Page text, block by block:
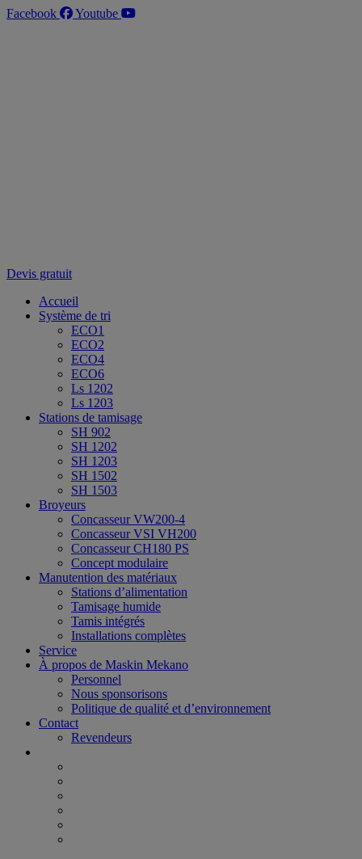
Aller
Facebook Youtube
Devis gratuit
Accueil
Système de tri
ECO1
ECO2
ECO4
ECO6
Ls 1202
Ls 1203
Stations de tamisage
SH 902
SH 1202
SH 1203
SH 1502
SH 1503
Broyeurs
Concasseur VW200-4
Concasseur VSI VH200
Concasseur CH180 PS
Concept modulaire
Manutention des matériaux
Stations d’alimentation
Tamisage humide
Tamis intégrés
Installations complètes
Service
À propos de Maskin Mekano
Personnel
Nous sponsorisons
Politique de qualité et d’environnement
Contact
Revendeurs